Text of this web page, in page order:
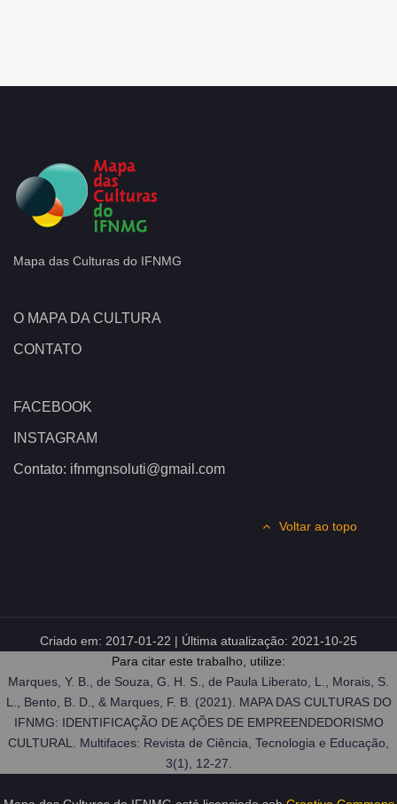
Mapa das Culturas do IFNMG
O MAPA DA CULTURA
CONTATO
FACEBOOK
INSTAGRAM
Contato: ifnmgnsoluti@gmail.com
Voltar ao topo
Criado em: 2017-01-22 | Última atualização: 2021-10-25
Para citar este trabalho, utilize:
Marques, Y. B., de Souza, G. H. S., de Paula Liberato, L., Morais, S.
L., Bento, B. D., & Marques, F. B. (2021). MAPA DAS CULTURAS DO
IFNMG: IDENTIFICAÇÃO DE AÇÕES DE EMPREENDEDORISMO
CULTURAL. Multifaces: Revista de Ciência, Tecnologia e Educação,
3(1), 12-27.